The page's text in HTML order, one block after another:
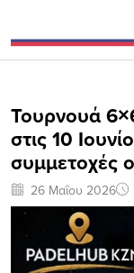
Τουρνουά
στις 10
συμμετοχές
26 Μαΐου 2026